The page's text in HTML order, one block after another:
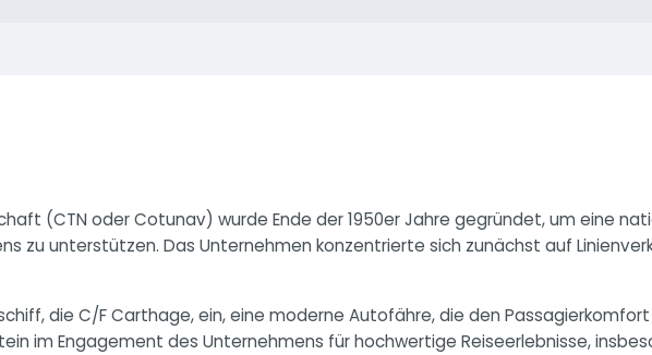
(CTN oder Cotunav) wurde Ende der 1950er Jahre gegründet, um eine
zu unterstützen. Das Unternehmen konzentrierte sich zunächst auf
die C/F Carthage, ein, eine moderne Autofähre, die den
im Engagement des Unternehmens für hochwertige Reiseerlebnisse,